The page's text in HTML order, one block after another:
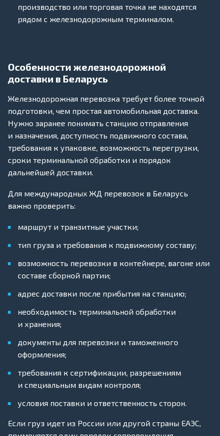
производство или торговая точка не находятся
рядом с железнодорожным терминалом.
Особенности железнодорожной
доставки в Беларусь
Железнодорожная перевозка требует более точной
подготовки, чем простая автомобильная доставка.
Нужно заранее понимать станцию отправления
и назначения, доступность подвижного состава,
требования к упаковке, возможность перегрузки,
сроки терминальной обработки и порядок
дальнейшей доставки.
Для международных ЖД перевозок в Беларусь
важно проверить:
маршрут и транзитные участки;
тип груза и требования к подвижному составу;
возможность перевозки в контейнере, вагоне или
составе сборной партии;
адрес доставки после прибытия на станцию;
необходимость терминальной обработки
и хранения;
документы для перевозки и таможенного
оформления;
требования к сертификации, разрешениям
и специальным видам контроля;
условия поставки и ответственность сторон.
Если груз идет из России или другой страны ЕАЭС,